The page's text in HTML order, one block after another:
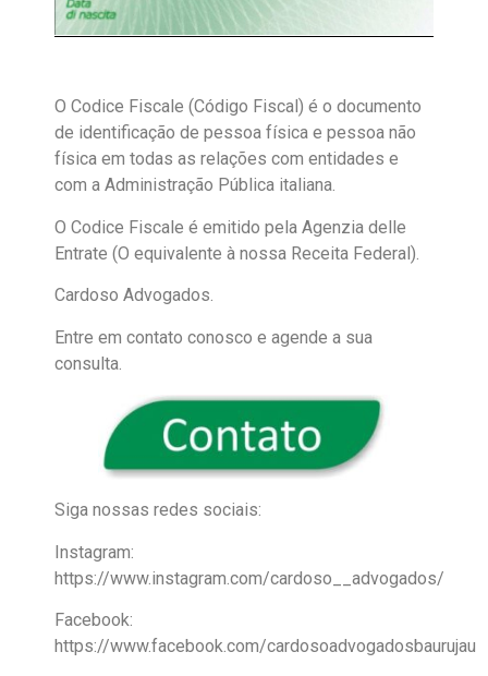
O Codice Fiscale (Código Fiscal) é o documento
de identificação de pessoa física e pessoa não
física em todas as relações com entidades e
com a Administração Pública italiana.
O Codice Fiscale é emitido pela Agenzia delle
Entrate (O equivalente à nossa Receita Federal).
Cardoso Advogados.
Entre em contato conosco e agende a sua
consulta.
Siga nossas redes sociais:
Instagram:
https://www.instagram.com/cardoso__advogados/
Facebook:
https://www.facebook.com/cardosoadvogadosbaurujau